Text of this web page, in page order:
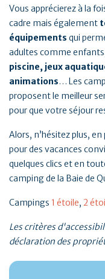
Vous apprécierez à la
cadre mais également
équipements qui
adultes comme
piscine, jeux
animations… Les
proposent le meilleur
pour que votre séjour
Alors, n’hésitez plus,
pour des vacances
quelques clics et en
camping de la Baie de
Campings 1 étoile, 2
Les critères
déclaration des